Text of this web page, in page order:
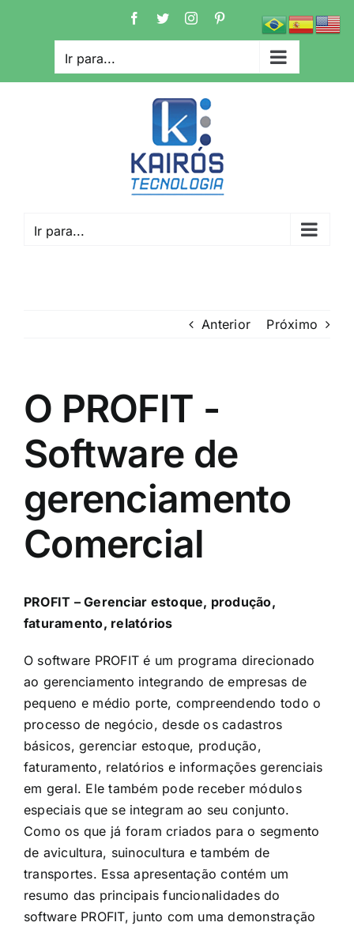
conteúdo
Facebook
TwitterInstagramPinterest
Ir para...
Ir para...
Anterior Próximo
O PROFIT -
Software de
gerenciamento
Comercial
PROFIT – Gerenciar estoque, produção,
faturamento, relatórios
O software PROFIT é um programa direcionado
ao gerenciamento integrando de empresas de
pequeno e médio porte, compreendendo todo o
processo de negócio, desde os cadastros
básicos, gerenciar estoque, produção,
faturamento, relatórios e informações gerenciais
em geral. Ele também pode receber módulos
especiais que se integram ao seu conjunto.
Como os que já foram criados para o segmento
de avicultura, suinocultura e também de
transportes. Essa apresentação contém um
resumo das principais funcionalidades do
software PROFIT, junto com uma demonstração